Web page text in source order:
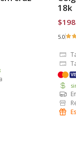
18k
5.0